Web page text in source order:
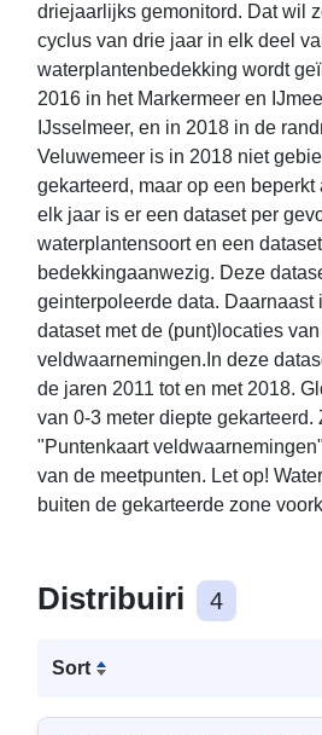
driejaarlijks gemonitord. Dat wil
cyclus van drie jaar in elk deel
waterplantenbedekking wordt
2016 in het Markermeer en
IJsselmeer, en in 2018 in de
Veluwemeer is in 2018 niet
gekarteerd, maar op een
elk jaar is er een dataset per
waterplantensoort en een
bedekkingaanwezig. Deze
geinterpoleerde data. Daarnaast
dataset met de (punt)locaties
veldwaarnemingen.In deze
de jaren 2011 tot en met 2018.
van 0-3 meter diepte gekarteerd.
"Puntenkaart
van de meetpunten. Let op!
buiten de gekarteerde zone
Distribuiri 4
Sort